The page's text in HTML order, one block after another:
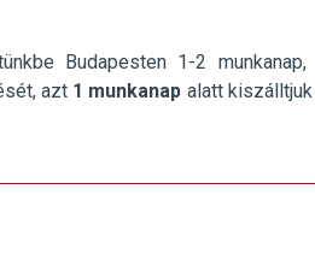
Budapesten 1-2
azt 1 munkanap alatt